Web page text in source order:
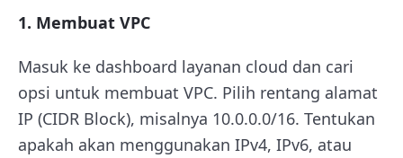
1. Membuat VPC
Masuk ke dashboard layanan cloud dan cari
opsi untuk membuat VPC. Pilih rentang alamat
IP (CIDR Block), misalnya 10.0.0.0/16. Tentukan
apakah akan menggunakan IPv4, IPv6, atau